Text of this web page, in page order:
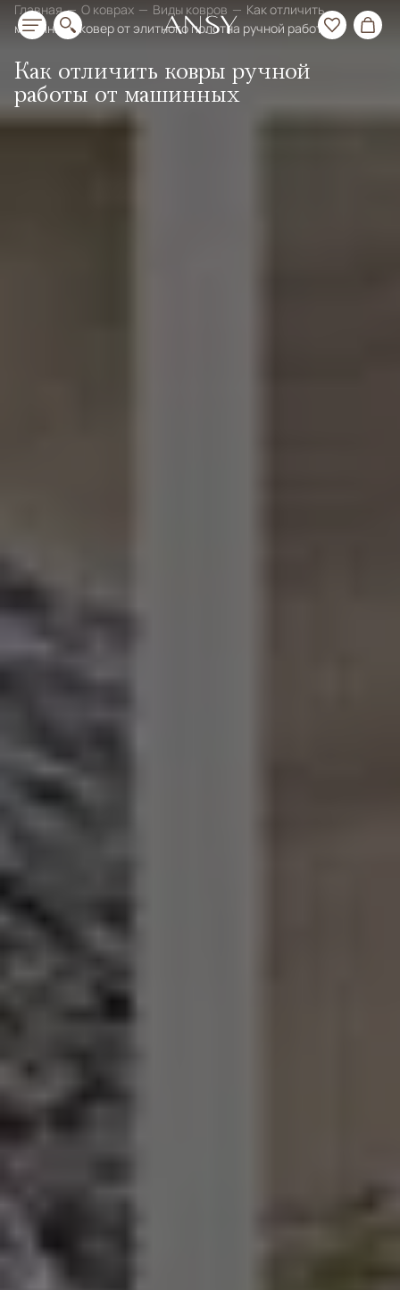
Главная О коврах Виды ковров
Как отличить
машинный ковер от элитного полотна ручной работы?
Как отличить ковры ручной
работы от машинных